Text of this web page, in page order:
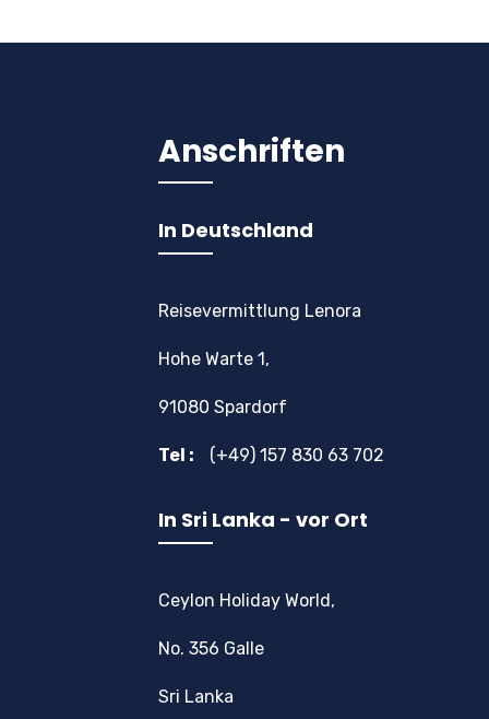
Anschriften
In Deutschland
Reisevermittlung Lenora
Hohe Warte 1,
91080 Spardorf
Tel : (+49) 157 830 63 702
In Sri Lanka - vor Ort
Ceylon Holiday World,
No. 356 Galle
Sri Lanka